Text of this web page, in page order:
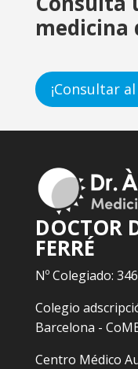
medicina
¡Consultar
DOCTOR
FERRÉ
Nº Colegiado:
Colegio
Barcelona -
Centro Médico